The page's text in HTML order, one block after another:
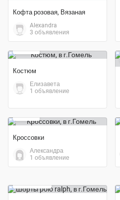
Кофта розовая, Вязаная
Alexandra
3 объявления
Экономия 23%
Костюм
Елизавета
1 объявление
Кроссовки
Александра
1 объявление